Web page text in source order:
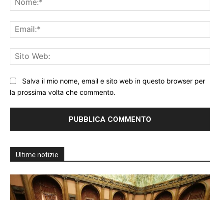
Salva il mio nome, email e sito web in questo browser per
la prossima volta che commento.
Ultime notizie